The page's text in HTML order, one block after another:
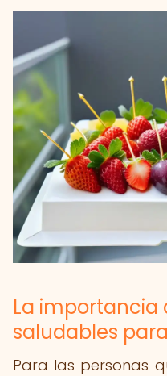
La importancia
saludables
Para las personas